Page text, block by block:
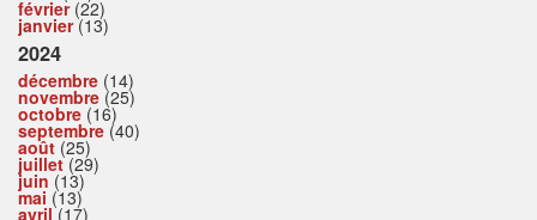
février(22)
janvier(13)
2024
décembre (14)
novembre (25)
octobre (16)
septembre (40)
août (25)
juillet(29)
juin (13)
mai (13)
avril(17)